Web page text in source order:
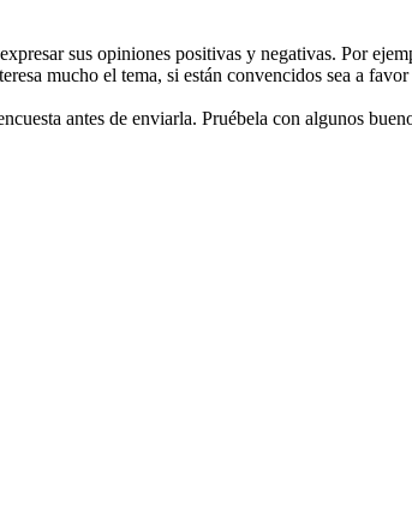
sus opiniones positivas y negativas. Por
mucho el tema, si están convencidos sea a
antes de enviarla. Pruébela con algunos